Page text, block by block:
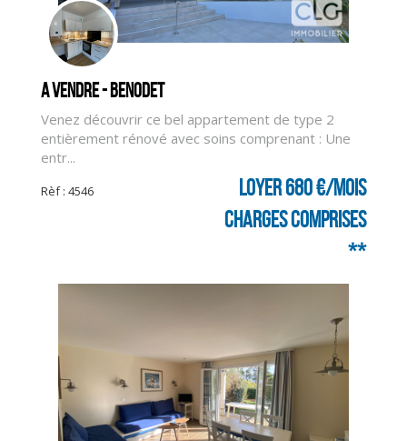
CLIQUER ICI POUR AGRANDIR
A vendre - BENODET
Venez découvrir ce bel appartement de type 2
entièrement rénové avec soins comprenant : Une
entr...
Rèf : 4546
Loyer 680 €/mois
charges comprises
**